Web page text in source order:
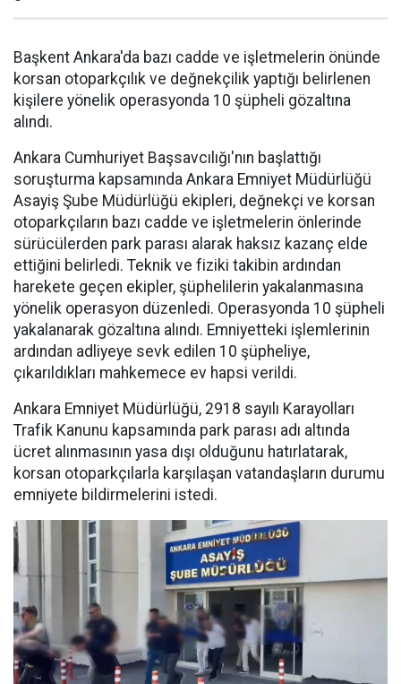
Başkent Ankara'da bazı cadde ve işletmelerin önünde
korsan otoparkçılık ve değnekçilik yaptığı belirlenen
kişilere yönelik operasyonda 10 şüpheli gözaltına
alındı.
Ankara Cumhuriyet Başsavcılığı'nın başlattığı
soruşturma kapsamında Ankara Emniyet Müdürlüğü
Asayiş Şube Müdürlüğü ekipleri, değnekçi ve korsan
otoparkçıların bazı cadde ve işletmelerin önlerinde
sürücülerden park parası alarak haksız kazanç elde
ettiğini belirledi. Teknik ve fiziki takibin ardından
harekete geçen ekipler, şüphelilerin yakalanmasına
yönelik operasyon düzenledi. Operasyonda 10 şüpheli
yakalanarak gözaltına alındı. Emniyetteki işlemlerinin
ardından adliyeye sevk edilen 10 şüpheliye,
çıkarıldıkları mahkemece ev hapsi verildi.
Ankara Emniyet Müdürlüğü, 2918 sayılı Karayolları
Trafik Kanunu kapsamında park parası adı altında
ücret alınmasının yasa dışı olduğunu hatırlatarak,
korsan otoparkçılarla karşılaşan vatandaşların durumu
emniyete bildirmelerini istedi.